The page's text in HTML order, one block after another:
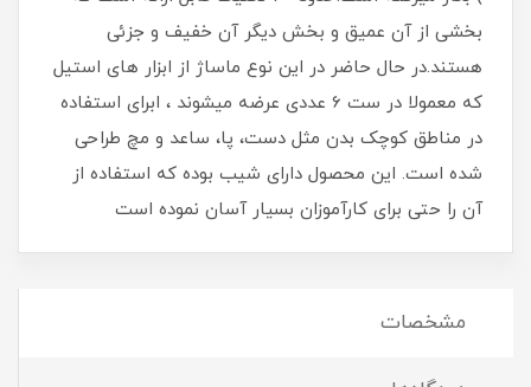
بخشی از آن عمیق و بخش دیگر آن خفیف و جزئی
هستند.در حال حاضر در این نوع ماساژ از ابزار های استیل
که معمولا در ست 6 عددی عرضه میشوند ، ابرای استفاده
در مناطق کوچک بدن مثل دست، پا، ساعد و مچ طراحی
شده است. این محصول دارای شیب بوده که استفاده از
آن را حتی برای کارآموزان بسیار آسان نموده است
مشخصات